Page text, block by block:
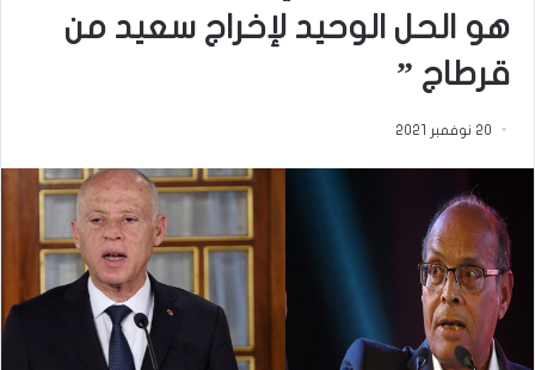
هو الحل الوحيد لإخراج سعيد من
قرطاج ”
20 نوفمبر 2021